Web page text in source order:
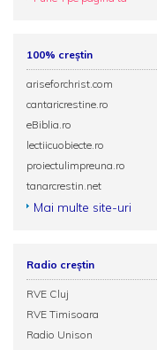
100% creștin
ariseforchrist.com
cantaricrestine.ro
eBiblia.ro
lectiicuobiecte.ro
proiectulimpreuna.ro
tanarcrestin.net
Mai multe site-uri
Radio creștin
RVE Cluj
RVE Timisoara
Radio Unison